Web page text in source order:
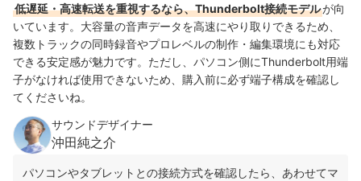
低遅延・高速転送を重視するなら、Thunderbolt接続モデルが向
いています。大容量の音声データを高速にやり取りできるため、
複数トラックの同時録音やプロレベルの制作・編集環境にも対応
できる安定感が魅力です。ただし、パソコン側にThunderbolt用端
子がなければ使用できないため、購入前に必ず端子構成を確認し
てくださいね。
サウンドデザイナー
沖田純之介
パソコンやタブレットとの接続方式を確認したら、あわせてマ